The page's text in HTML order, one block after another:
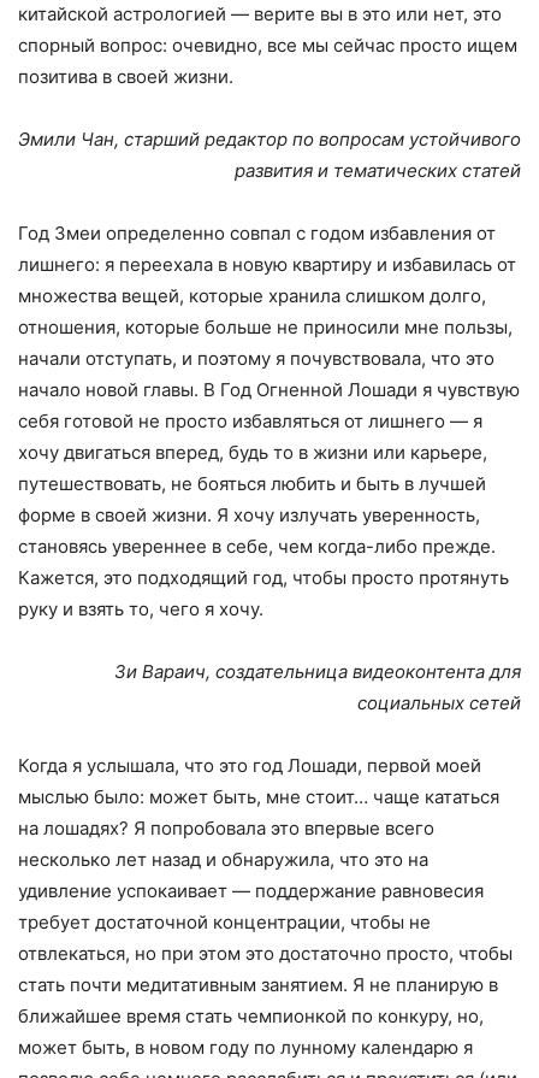
китайской астрологией — верите вы в это или нет, это
спорный вопрос: очевидно, все мы сейчас просто ищем
позитива в своей жизни.
Эмили Чан, старший редактор по вопросам устойчивого
развития и тематических статей
Год Змеи определенно совпал с годом избавления от
лишнего: я переехала в новую квартиру и избавилась от
множества вещей, которые хранила слишком долго,
отношения, которые больше не приносили мне пользы,
начали отступать, и поэтому я почувствовала, что это
начало новой главы. В Год Огненной Лошади я чувствую
себя готовой не просто избавляться от лишнего — я
хочу двигаться вперед, будь то в жизни или карьере,
путешествовать, не бояться любить и быть в лучшей
форме в своей жизни. Я хочу излучать уверенность,
становясь увереннее в себе, чем когда-либо прежде.
Кажется, это подходящий год, чтобы просто протянуть
руку и взять то, чего я хочу.
Зи Вараич, создательница видеоконтента для
социальных сетей
Когда я услышала, что это год Лошади, первой моей
мыслью было: может быть, мне стоит… чаще кататься
на лошадях? Я попробовала это впервые всего
несколько лет назад и обнаружила, что это на
удивление успокаивает — поддержание равновесия
требует достаточной концентрации, чтобы не
отвлекаться, но при этом это достаточно просто, чтобы
стать почти медитативным занятием. Я не планирую в
ближайшее время стать чемпионкой по конкуру, но,
может быть, в новом году по лунному календарю я